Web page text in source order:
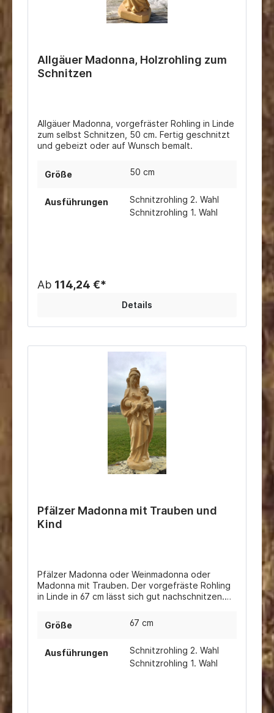
Allgäuer Madonna, Holzrohling zum
Schnitzen
Allgäuer Madonna, vorgefräster Rohling in Linde
zum selbst Schnitzen, 50 cm. Fertig geschnitzt
und gebeizt oder auf Wunsch bemalt.
Größe 50 cm
Ausführungen
Schnitzrohling 2. Wahl
Schnitzrohling 1. Wahl
Ab 114,24 €*
Details
Pfälzer Madonna mit Trauben und
Kind
Pfälzer Madonna oder Weinmadonna oder
Madonna mit Trauben. Der vorgefräste Rohling
in Linde in 67 cm lässt sich gut nachschnitzen.
eine perfekte Dekoration z. B. für den
Größe 67 cm
Ausführungen
Schnitzrohling 2. Wahl
Schnitzrohling 1. Wahl